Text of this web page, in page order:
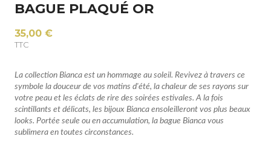
BAGUE PLAQUÉ OR
35,00 €
TTC
La collection Bianca est un hommage au soleil. Revivez à travers ce
symbole la douceur de vos matins d'été, la chaleur de ses rayons sur
votre peau et les éclats de rire des soirées estivales. A la fois
scintillants et délicats, les bijoux Bianca ensoleilleront vos plus beaux
looks. Portée seule ou en accumulation, la bague Bianca vous
sublimera en toutes circonstances.